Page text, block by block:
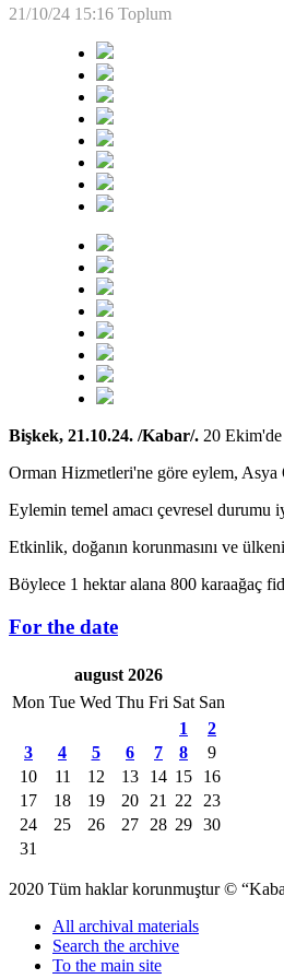
21/10/24 15:16 Toplum
Bişkek, 21.10.24. /Kabar/. 20 Ekim'de
Orman Hizmetleri'ne göre eylem, Asya
Eylemin temel amacı çevresel
Etkinlik, doğanın korunmasını ve
Böylece 1 hektar alana 800 karaağaç
For the date
august 2026
Mon Tue Wed Thu Fri Sat San
1
2
3
4 5 6 7 8
9
10
11 12 13 14 15
16
17
18 19 20 21 22
23
24
25 26 27 28 29 30
31
2020 Tüm haklar korunmuştur ©
All archival materials
Search the archive
To the main site